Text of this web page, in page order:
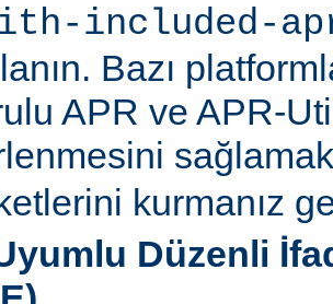
included-
Bazı
APR ve APR-
kurmanız
Düzenli